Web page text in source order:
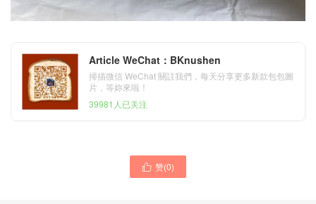
Article WeChat：BKnushen
掃描微信 WeChat 關註我們，每天分享更多新款包包圖
片，等妳來啦！
39981人已关注
 赞(0)
Hermes Mini Kelly Pochette
Hermes Constance 18cm